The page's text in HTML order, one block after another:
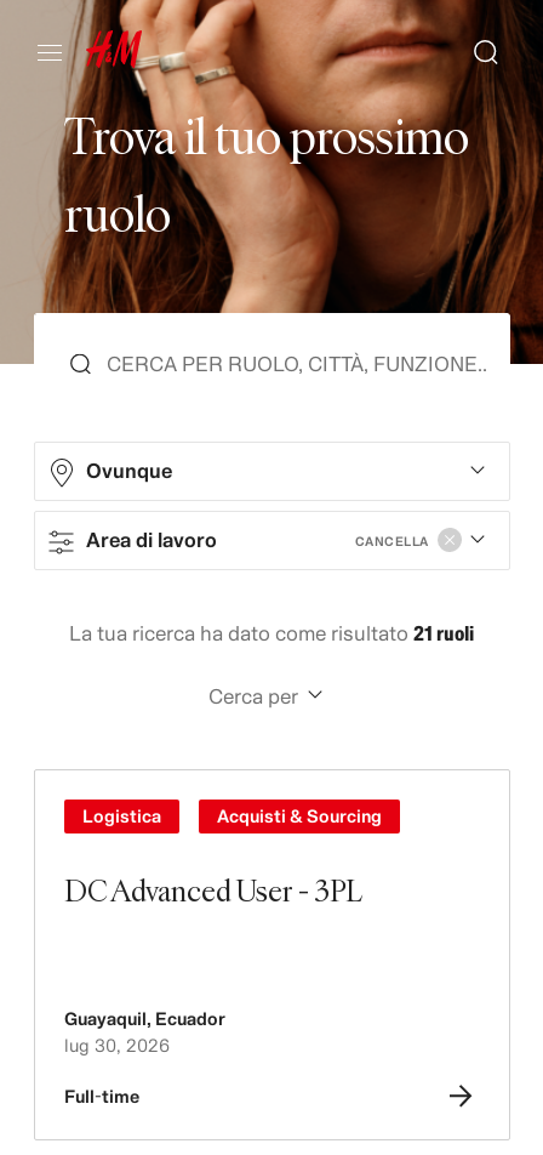
Trovailtuoprossimo
ruolo
Ovunque
Area di lavoro CANCELLA
La tua ricerca ha dato come risultato 21 ruoli
Cerca per
DC Advanced User - 3PL
Logistica Acquisti & Sourcing
Guayaquil, Ecuador
lug 30, 2026
Full-time